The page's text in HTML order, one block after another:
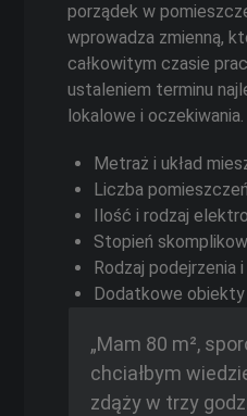
porządek w
wprowadza zmienną,
całkowitym czasie
ustaleniem terminu
lokalowe i oczekiwania.
Metraż i układ
Liczba
Ilość i rodzaj
Stopień
Rodzaj podejrzenia
Dodatkowe
„Mam 80 m²,
chciałbym
zdąży w trzy